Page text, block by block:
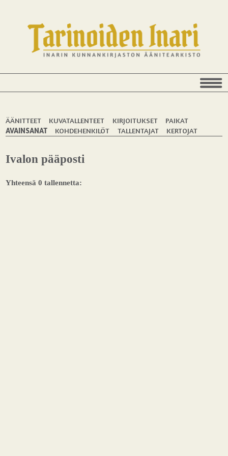
ÄÄNITTEET KUVATALLENTEET KIRJOITUKSET
PAIKAT
AVAINSANAT
KOHDEHENKILÖT TALLENTAJAT KERTOJAT
Ivalon pääposti
Yhteensä 0 tallennetta: